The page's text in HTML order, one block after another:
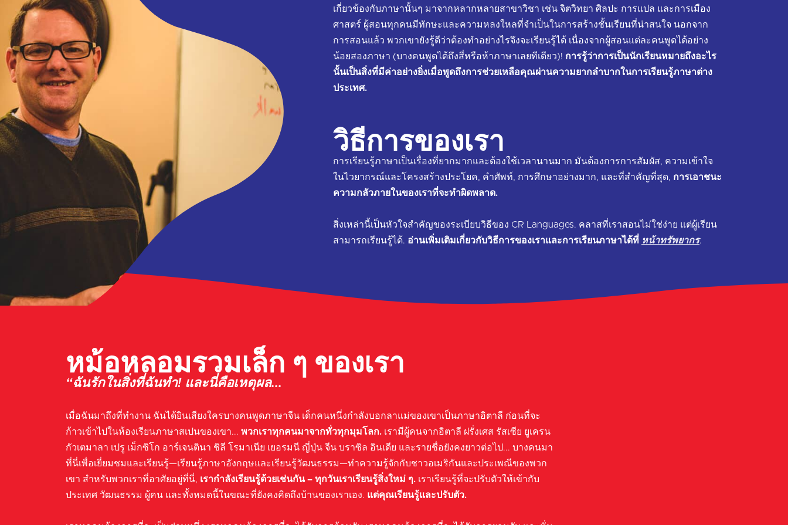
เกี่ยวข้องกับภาษานั้นๆ มาจากหลากหลายสาขาวิชา เช่น จิตวิทยา ศิลปะ การแปล และการเมือง
ศาสตร์ ผู้สอนทุกคนมีทักษะและความหลงใหลที่จำเป็นในการสร้างชั้นเรียนที่น่าสนใจ นอกจาก
การสอนแล้ว พวกเขายังรู้ดีว่าต้องทำอย่างไรจึงจะเรียนรู้ได้ เนื่องจากผู้สอนแต่ละคนพูดได้อย่าง
น้อยสองภาษา (บางคนพูดได้ถึงสี่หรือห้าภาษาเลยทีเดียว)! การรู้ว่าการเป็นนักเรียนหมายถึงอะไร
นั้นเป็นสิ่งที่มีค่าอย่างยิ่งเมื่อพูดถึงการช่วยเหลือคุณผ่านความยากลำบากในการเรียนรู้ภาษาต่าง
ประเทศ.
วิธีการของเรา
การเรียนรู้ภาษาเป็นเรื่องที่ยากมากและต้องใช้เวลานานมาก มันต้องการการสัมผัส, ความเข้าใจ
ในไวยากรณ์และโครงสร้างประโยค, คำศัพท์, การศึกษาอย่างมาก, และที่สำคัญที่สุด, การเอาชนะ
ความกลัวภายในของเราที่จะทำผิดพลาด.
สิ่งเหล่านี้เป็นหัวใจสำคัญของระเบียบวิธีของ CR Languages. คลาสที่เราสอนไม่ใช่ง่าย แต่ผู้เรียน
สามารถเรียนรู้ได้. อ่านเพิ่มเติมเกี่ยวกับวิธีการของเราและการเรียนภาษาได้ที่ หน้าทรัพยากร.
หม้อหลอมรวมเล็ก ๆ ของเรา
“ฉันรักในสิ่งที่ฉันทำ! และนี่คือเหตุผล...
เมื่อฉันมาถึงที่ทำงาน ฉันได้ยินเสียงใครบางคนพูดภาษาจีน เด็กคนหนึ่งกำลังบอกลาแม่ของเขาเป็นภาษาอิตาลี ก่อนที่จะ
ก้าวเข้าไปในห้องเรียนภาษาสเปนของเขา... พวกเราทุกคนมาจากทั่วทุกมุมโลก. เรามีผู้คนจากอิตาลี ฝรั่งเศส รัสเซีย ยูเครน
กัวเตมาลา เปรู เม็กซิโก อาร์เจนตินา ชิลี โรมาเนีย เยอรมนี ญี่ปุ่น จีน บราซิล อินเดีย และรายชื่อยังคงยาวต่อไป... บางคนมา
ที่นี่เพื่อเยี่ยมชมและเรียนรู้—เรียนรู้ภาษาอังกฤษและเรียนรู้วัฒนธรรม—ทำความรู้จักกับชาวอเมริกันและประเพณีของพวก
เขา สำหรับพวกเราที่อาศัยอยู่ที่นี่, เรากำลังเรียนรู้ด้วยเช่นกัน – ทุกวันเราเรียนรู้สิ่งใหม่ ๆ. เราเรียนรู้ที่จะปรับตัวให้เข้ากับ
ประเทศ วัฒนธรรม ผู้คน และทั้งหมดนี้ในขณะที่ยังคงคิดถึงบ้านของเราเอง. แต่คุณเรียนรู้และปรับตัว.